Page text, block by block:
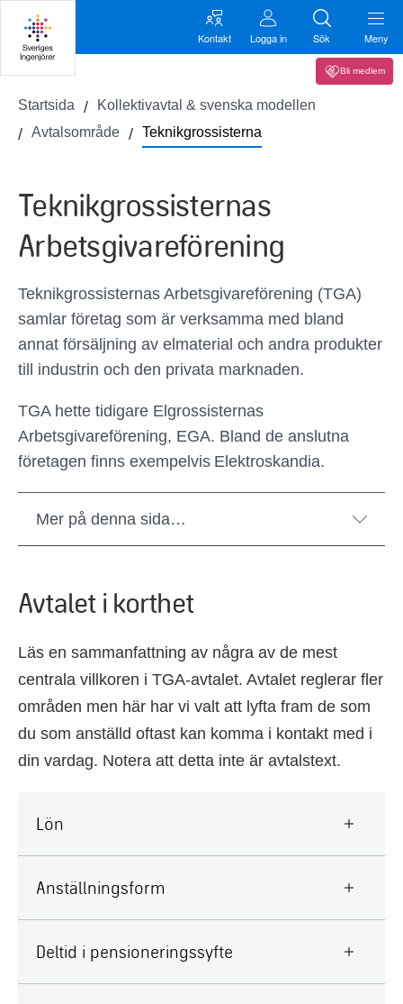
Kontakt Logga in Sök Meny
Bli medlem
Startsida
Kollektivavtal & svenska modellen
Avtalsområde
Teknikgrossisterna
Teknikgrossisternas
Arbetsgivareförening
Teknikgrossisternas Arbetsgivareförening (TGA)
samlar företag som är verksamma med bland
annat försäljning av elmaterial och andra produkter
till industrin och den privata marknaden.
TGA hette tidigare Elgrossisternas
Arbetsgivareförening, EGA. Bland de anslutna
företagen finns exempelvis Elektroskandia.
Mer på denna sida…
Avtalet i korthet
Läs en sammanfattning av några av de mest
centrala villkoren i TGA-avtalet. Avtalet reglerar fler
områden men här har vi valt att lyfta fram de som
du som anställd oftast kan komma i kontakt med i
din vardag. Notera att detta inte är avtalstext.
Lön
Anställningsform
Deltid i pensioneringssyfte